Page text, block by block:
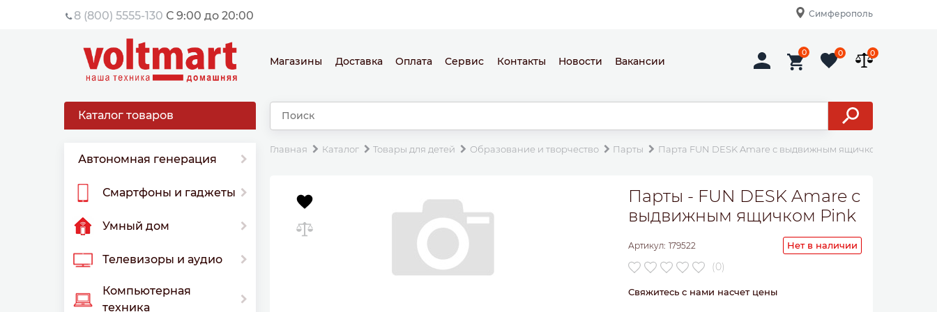
8 (800) 5555-130 С 9:00 до 20:00 Симферополь
Магазины Доставка Оплата Сервис Контакты Новости Вакансии
0 0 0
Каталог товаров
Автономная генерация
Смартфоны и гаджеты
Умный дом
Телевизоры и аудио
Компьютерная
техника
Главная Каталог Товары для детей Образование и творчество Парты Парта FUN DESK Amare с выдвижным ящичком Pink
Парты - FUN DESK Amare с
выдвижным ящичком Pink
Артикул: 179522 Нет в наличии
(0)
Свяжитесь с нами насчет цены